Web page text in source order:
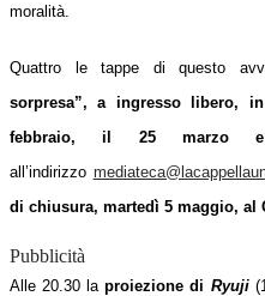
moralità.
Quattro le tappe di questo
sorpresa”, a ingresso libero,
febbraio, il 25 marzo
all’indirizzo
di chiusura, martedì 5 maggio, al
Pubblicità
Alle 20.30 laproiezione di Ryuji